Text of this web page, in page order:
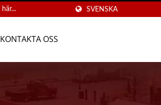
SVENSKA
KONTAKTA OSS